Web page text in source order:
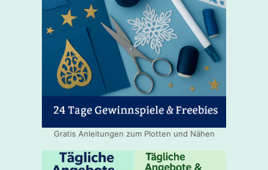
Gratis Anleitungen zum Plotten und Nähen